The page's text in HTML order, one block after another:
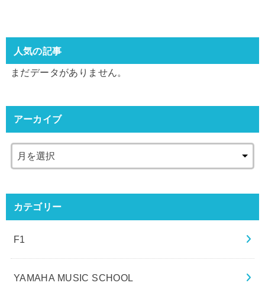
人気の記事
まだデータがありません。
アーカイブ
カテゴリー
F1
YAMAHA MUSIC SCHOOL